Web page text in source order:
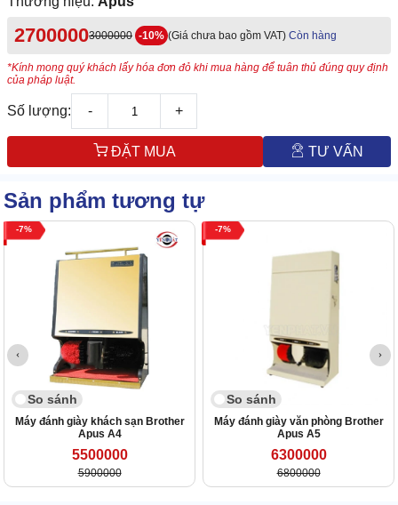
27000003000000 -10% (Giá chưa bao gồm VAT) Còn hàng
*Kính mong quý khách lấy hóa đơn đỏ khi mua hàng để tuân thủ đúng quy định
của pháp luật.
Số lượng: - +
ĐẶT MUA TƯ VẤN
Sản phẩm tương tự
7
So sánh
Máy đánh giày khách sạn Brother
Apus A4
5500000
5900000
7
So sánh
Máy đánh giày văn phòng Brother
Apus A5
6300000
6800000